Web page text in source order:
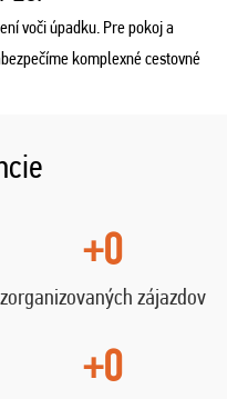
voči úpadku. Pre pokoj a
komplexné cestovné
+0
zorganizovaných zájazdov
+0